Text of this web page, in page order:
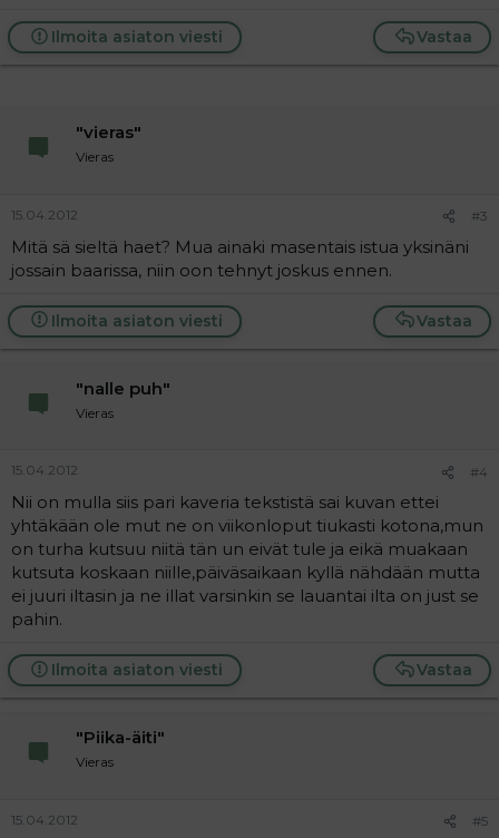
Vastaa
Ilmoita asiaton viesti
"vieras"
Vieras
15.04.2012 #3
Mitä sä sieltä haet? Mua ainaki masentais istua yksinäni
jossain baarissa, niin oon tehnyt joskus ennen.
Vastaa
Ilmoita asiaton viesti
"nalle puh"
Vieras
15.04.2012 #4
Nii on mulla siis pari kaveria tekstistä sai kuvan ettei
yhtäkään ole mut ne on viikonloput tiukasti kotona,mun
on turha kutsuu niitä tän un eivät tule ja eikä muakaan
kutsuta koskaan niille,päiväsaikaan kyllä nähdään mutta
ei juuri iltasin ja ne illat varsinkin se lauantai ilta on just se
pahin.
Vastaa
Ilmoita asiaton viesti
"Piika-äiti"
Vieras
15.04.2012 #5